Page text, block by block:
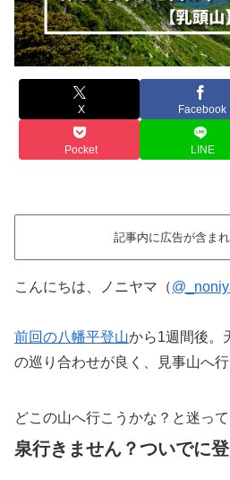
X Facebook
Pocket LINE
記事内に広告が含まれ
こんにちは、ノニヤマ（
前回の八幡平登山から1週間後。
の巡り合わせが良く、見事山へ
どこの山へ行こうかな？と迷っ
泉行きません？ついでに登